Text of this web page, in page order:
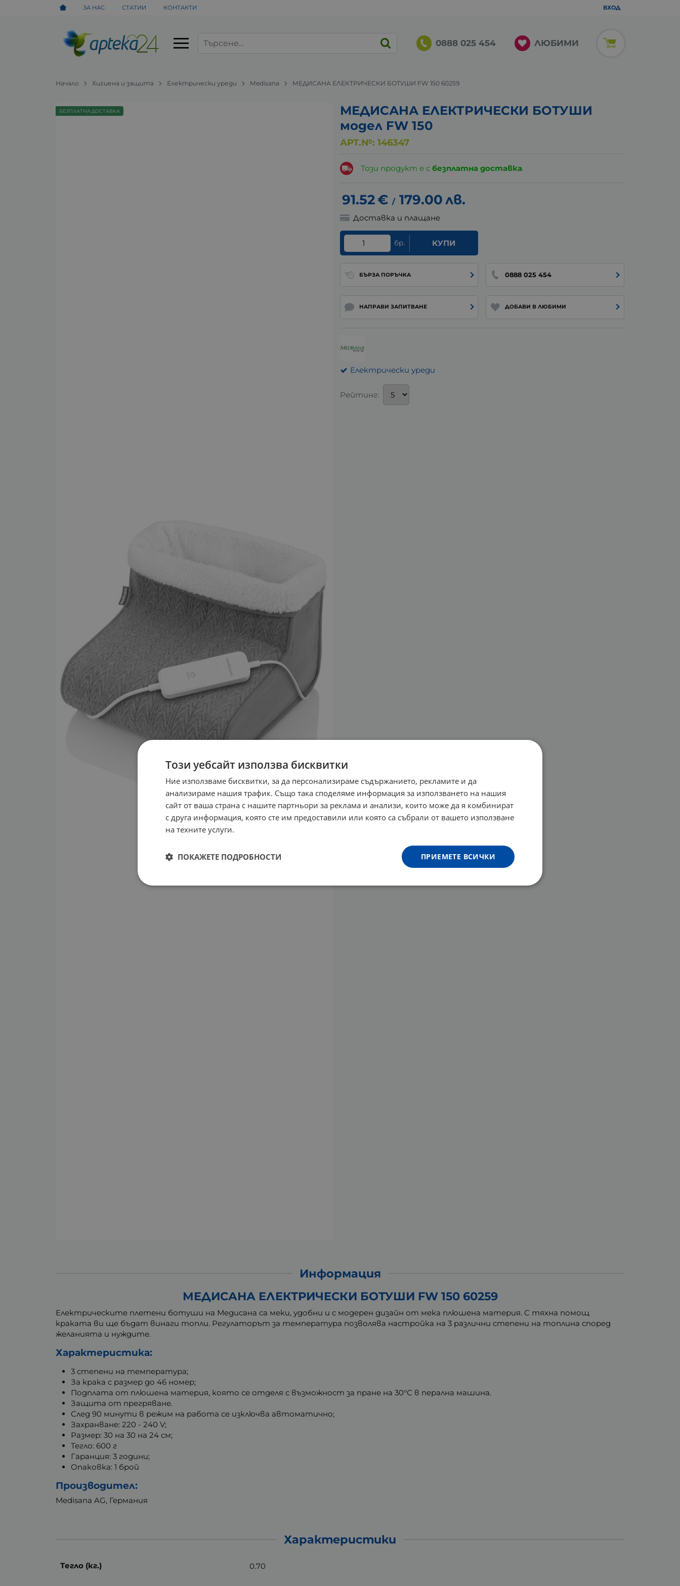
ЗА НАС СТАТИИ КОНТАКТИ ВХОД
0888 025 454 ЛЮБИМИ
Начало Хигиена и защита Електрически уреди Medisana МЕДИСАНА ЕЛЕКТРИЧЕСКИ БОТУШИ FW 150 60259
МЕДИСАНА ЕЛЕКТРИЧЕСКИ БОТУШИ
модел FW 150
АРТ.№: 146347
БЕЗПЛАТНА ДОСТАВКА
Този продукт е сбезплатна доставка.
91.52€ / 179.00лв.
Доставка и плащане
бр. КУПИ
БЪРЗА ПОРЪЧКА 0888 025 454
НАПРАВИ ЗАПИТВАНЕ ДОБАВИ В ЛЮБИМИ
Електрически уреди
Рейтинг:
Информация
МЕДИСАНА ЕЛЕКТРИЧЕСКИ БОТУШИ FW 150 60259
Електрическите плетени ботуши на Медисана са меки, удобни и с модерен дизайн от мека плюшена материя. С тяхна помощ
краката ви ще бъдат винаги топли. Регулаторът за температура позволява настройка на 3 различни степени на топлина според
желанията и нуждите.
Характеристика:
3 степени на температура;
За крака с размер до 46 номер;
Подплата от плюшена материя, която се отделя с възможност за пране на 30°С в перална машина.
Защита от прегряване.
След 90 минути в режим на работа се изключва автоматично;
Захранване: 220 - 240 V;
Размер: 30 на 30 на 24 см;
Тегло: 600 г
Гаранция: 3 години;
Опаковка: 1 брой
Производител:
Medisana AG, Германия
Характеристики
Тегло (кг.) 0.70
Този уебсайт използва бисквитки
Ние използваме бисквитки, за да персонализираме съдържанието, рекламите и да
анализираме нашия трафик. Също така споделяме информация за използването на нашия
сайт от ваша страна с нашите партньори за реклама и анализи, които може да я комбинират
с друга информация, която сте им предоставили или която са събрали от вашето използване
на техните услуги.
ПРИЕМЕТЕ ВСИЧКИ
ПОКАЖЕТЕ ПОДРОБНОСТИ